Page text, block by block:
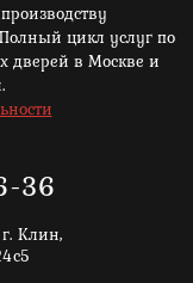
цикл услуг по
дверей в Москве и
36
Клин,